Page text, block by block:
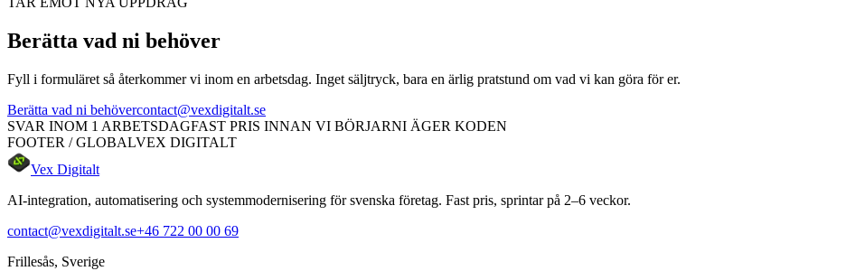
Berätta vad ni behöver
Fyll i formuläret så återkommer vi inom en arbetsdag. Inget säljtryck, bara en ärlig pratstund om vad vi kan göra för er.
Berätta vad ni behövercontact@vexdigitalt.se
SVAR INOM 1 ARBETSDAGFAST PRIS INNAN VI BÖRJARNI ÄGER KODEN
FOOTER / GLOBALVEX DIGITALT
Vex Digitalt
AI-integration, automatisering och systemmodernisering för svenska företag. Fast pris, sprintar på 2–6 veckor.
contact@vexdigitalt.se+46 722 00 00 69
Frillesås, Sverige